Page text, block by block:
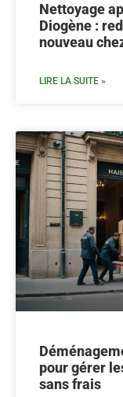
Nettoyage
Diogène :
nouveau
LIRE LA SUITE »
pour gérer
sans frais